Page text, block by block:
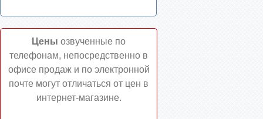
Цены озвученные по
телефонам, непосредственно в
офисе продаж и по электронной
почте могут отличаться от цен в
интернет-магазине.